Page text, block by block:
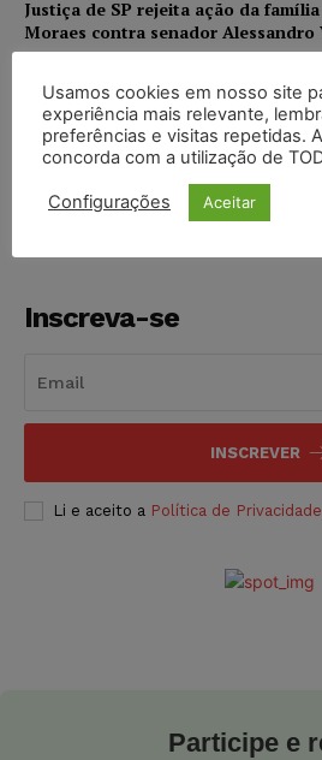
Justiça de SP rejeita ação da
Moraes contra senador Alessandro
Conselho Nacional de Justiça
juíza Gabriela Hardt por dois anos
Inscreva-se
INSCREVER
Li e aceito a Política de Privacidade
Participe e
Usamos cookies em nosso site
experiência mais relevante,
preferências e visitas repetidas.
concorda com a utilização de
Configurações Aceitar